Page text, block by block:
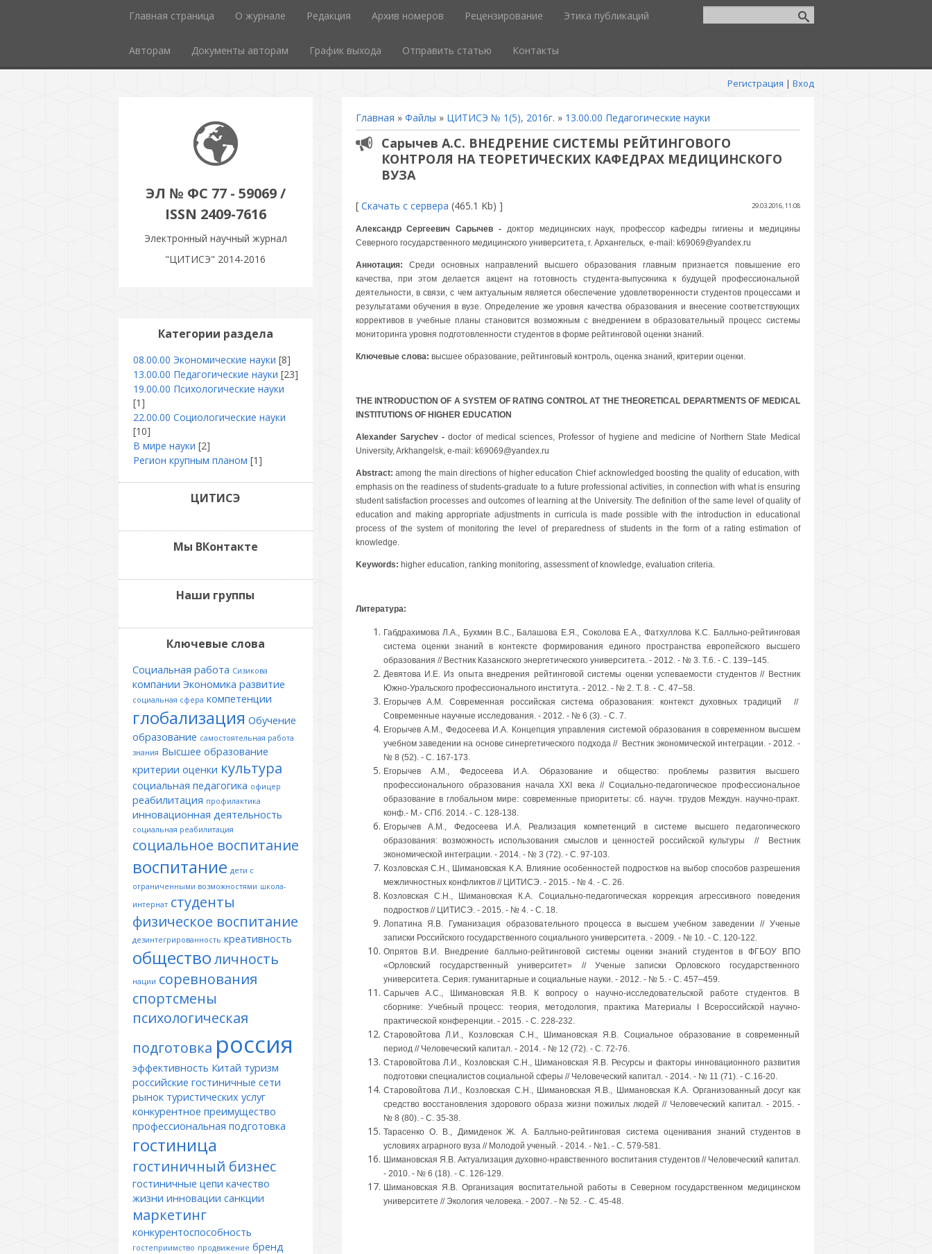
Главная страница О журнале Редакция Архив номеров Рецензирование Этика публикаций
Авторам Документы авторам График выхода Отправить статью Контакты
Регистрация | Вход
ЭЛ № ФС 77 - 59069 /
ISSN 2409-7616
Электронный научный журнал
"ЦИТИСЭ" 2014-2016
Главная » Файлы » ЦИТИСЭ № 1(5), 2016г. » 13.00.00 Педагогические науки
Сарычев А.С. ВНЕДРЕНИЕ СИСТЕМЫ РЕЙТИНГОВОГО
КОНТРОЛЯ НА ТЕОРЕТИЧЕСКИХ КАФЕДРАХ МЕДИЦИНСКОГО
ВУЗА
[ Скачать с сервера (465.1 Kb) ] 29.03.2016, 11:08
Александр Сергеевич Сарычев - доктор медицинских наук, профессор кафедры гигиены и медицины
Северного государственного медицинского университета, г. Архангельск, e-mail: k69069@yandex.ru
Аннотация: Среди основных направлений высшего образования главным признается повышение его
качества, при этом делается акцент на готовность студента-выпускника к будущей профессиональной
деятельности, в связи, с чем актуальным является обеспечение удовлетворенности студентов процессами и
результатами обучения в вузе. Определение же уровня качества образования и внесение соответствующих
коррективов в учебные планы становится возможным с внедрением в образовательный процесс системы
мониторинга уровня подготовленности студентов в форме рейтинговой оценки знаний.
Ключевые слова: высшее образование, рейтинговый контроль, оценка знаний, критерии оценки.
THE INTRODUCTION OF A SYSTEM OF RATING CONTROL AT THE THEORETICAL DEPARTMENTS OF MEDICAL
INSTITUTIONS OF HIGHER EDUCATION
Alexander Sarychev -doctor of medical sciences, Professor of hygiene and medicine of Northern State Medical
University, Arkhangelsk, e-mail: k69069@yandex.ru
Abstract: among the main directions of higher education Chief acknowledged boosting the quality of education, with
emphasis on the readiness of students-graduate to a future professional activities, in connection with what is ensuring
student satisfaction processes and outcomes of learning at the University. The definition of the same level of quality of
education and making appropriate adjustments in curricula is made possible with the introduction in educational
process of the system of monitoring the level of preparedness of students in the form of a rating estimation of
knowledge.
Keywords: higher education, ranking monitoring, assessment of knowledge, evaluation criteria.
Литература:
Габдрахимова Л.А., Бухмин В.С., Балашова Е.Я., Соколова Е.А., Фатхуллова К.С. Балльно-рейтинговая
система оценки знаний в контексте формирования единого пространства европейского высшего
образования // Вестник Казанского энергетического университета. - 2012. - № 3. Т.6. - С. 139–145.
Девятова И.Е. Из опыта внедрения рейтинговой системы оценки успеваемости студентов // Вестник
Южно-Уральского профессионального института. - 2012. - № 2. Т. 8. - С. 47–58.
Егорычев А.М. Современная российская система образования: контекст духовных традиций //
Современные научные исследования. - 2012. - № 6 (3). - С. 7.
Егорычев А.М., Федосеева И.А. Концепция управления системой образования в современном высшем
учебном заведении на основе синергетического подхода // Вестник экономической интеграции. - 2012. -
№ 8 (52). - С. 167-173.
Егорычев А.М., Федосеева И.А. Образование и общество: проблемы развития высшего
профессионального образования начала XXI века // Социально-педагогическое профессиональное
образование в глобальном мире: современные приоритеты: сб. научн. трудов Междун. научно-практ.
конф.- М.- СПб. 2014. - С. 128-138.
Егорычев А.М., Федосеева И.А. Реализация компетенций в системе высшего педагогического
образования: возможность использования смыслов и ценностей российской культуры // Вестник
экономической интеграции. - 2014. - № 3 (72). - С. 97-103.
Козловская С.Н., Шимановская К.А. Влияние особенностей подростков на выбор способов разрешения
межличностных конфликтов // ЦИТИСЭ. - 2015. - № 4. - С. 26.
Козловская С.Н., Шимановская К.А. Социально-педагогическая коррекция агрессивного поведения
подростков // ЦИТИСЭ. - 2015. - № 4. - С. 18.
Лопатина Я.В. Гуманизация образовательного процесса в высшем учебном заведении // Ученые
записки Российского государственного социального университета. - 2009. - № 10. - С. 120-122.
Опрятов В.И. Внедрение балльно-рейтинговой системы оценки знаний студентов в ФГБОУ ВПО
«Орловский государственный университет» // Ученые записки Орловского государственного
университета. Серия: гуманитарные и социальные науки. - 2012. - № 5. - С. 457–459.
Сарычев А.С., Шимановская Я.В. К вопросу о научно-исследовательской работе студентов. В
сборнике: Учебный процесс: теория, методология, практика Материалы I Всероссийской научно-
практической конференции. - 2015. - С. 228-232.
Старовойтова Л.И., Козловская С.Н., Шимановская Я.В. Социальное образование в современный
период // Человеческий капитал. - 2014. - № 12 (72). - С. 72-76.
Старовойтова Л.И., Козловская С.Н., Шимановская Я.В. Ресурсы и факторы инновационного развития
подготовки специалистов социальной сферы // Человеческий капитал. - 2014. - № 11 (71). - С.16-20.
Старовойтова Л.И., Козловская С.Н., Шимановская Я.В., Шимановская К.А. Организованный досуг как
средство восстановления здорового образа жизни пожилых людей // Человеческий капитал. - 2015. -
№ 8 (80). - С. 35-38.
Тарасенко О. В., Димиденок Ж. А. Балльно-рейтинговая система оценивания знаний студентов в
условиях аграрного вуза // Молодой ученый. - 2014. - №1. - С. 579-581.
Шимановская Я.В. Актуализация духовно-нравственного воспитания студентов // Человеческий капитал.
- 2010. - № 6 (18). - С. 126-129.
Шимановская Я.В. Организация воспитательной работы в Северном государственном медицинском
университете // Экология человека. - 2007. - № 52. - С. 45-48.
Категории раздела
08.00.00 Экономические науки [8]
13.00.00 Педагогические науки [23]
19.00.00 Психологические науки
[1]
22.00.00 Социологические науки
[10]
В мире науки [2]
Регион крупным планом [1]
ЦИТИСЭ
Мы ВКонтакте
Наши группы
Ключевые слова
Социальная работа Сизикова
компании Экономика развитие
социальная сфера компетенции
глобализация Обучение
образование самостоятельная работа
знания Высшее образование
критерии оценки культура
социальная педагогика офицер
реабилитация профилактика
инновационная деятельность
социальная реабилитация
социальное воспитание
воспитание дети с
ограниченными возможностями школа-
интернат студенты
физическое воспитание
дезинтегрированность креативность
обществоличность
нации соревнования
спортсмены
психологическая
подготовка россия
эффективность Китай туризм
российские гостиничные сети
рынок туристических услуг
конкурентное преимущество
профессиональная подготовка
гостиница
гостиничный бизнес
гостиничные цепи качество
жизни инновации санкции
маркетинг
конкурентоспособность
гостеприимство продвижение бренд